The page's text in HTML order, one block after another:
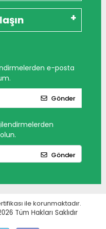
e-posta
Gönder
Gönder
ile korunmaktadır.
Tüm Hakları Saklıdır